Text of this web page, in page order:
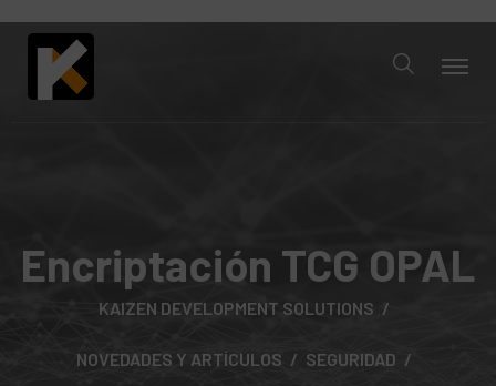
Encriptación TCG OPAL
KAIZEN DEVELOPMENT SOLUTIONS
NOVEDADES Y ARTÍCULOS SEGURIDAD